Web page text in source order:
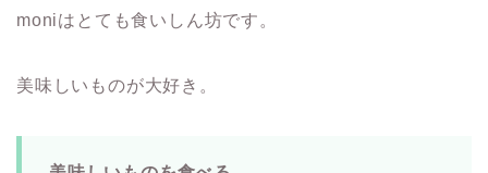
moniはとても食いしん坊です。
美味しいものが大好き。